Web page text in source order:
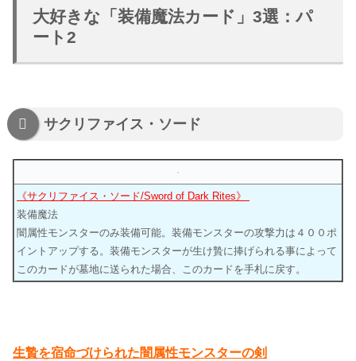
大好きな「装備魔法カード」3選：パ
ート2
サクリファイス・ソード
《サクリファイス・ソード/Sword of Dark Rites》
装備魔法
闇属性モンスターのみ装備可能。装備モンスターの攻撃力は４００ポ
イントアップする。装備モンスターが生け贄に捧げられる事によって
このカードが墓地に送られた場合、このカードを手札に戻す。
生贄を宿命づけられた闇属性モンスターの剣